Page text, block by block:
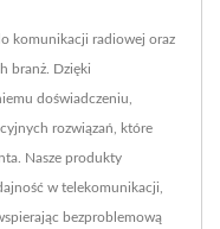
komunikacji radiowej oraz
branż. Dzięki
doświadczeniu,
rozwiązań, które
Nasze produkty
w telekomunikacji,
bezproblemową